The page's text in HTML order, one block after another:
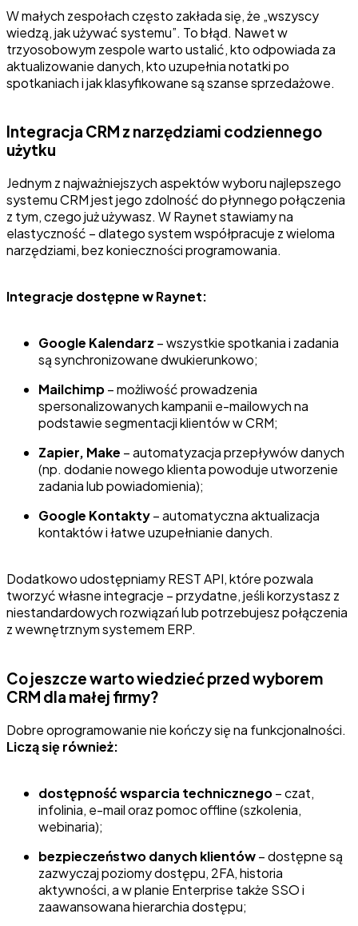
W małych zespołach często zakłada się, że „wszyscy
wiedzą, jak używać systemu”. To błąd. Nawet w
trzyosobowym zespole warto ustalić, kto odpowiada za
aktualizowanie danych, kto uzupełnia notatki po
spotkaniach i jak klasyfikowane są szanse sprzedażowe.
Integracja CRM z narzędziami codziennego
użytku
Jednym z najważniejszych aspektów wyboru najlepszego
systemu CRM jest jego zdolność do płynnego połączenia
z tym, czego już używasz. W Raynet stawiamy na
elastyczność – dlatego system współpracuje z wieloma
narzędziami, bez konieczności programowania.
Integracje dostępne w Raynet:
Google Kalendarz – wszystkie spotkania i zadania
są synchronizowane dwukierunkowo;
Mailchimp– możliwość prowadzenia
spersonalizowanych kampanii e-mailowych na
podstawie segmentacji klientów w CRM;
Zapier, Make – automatyzacja przepływów danych
(np. dodanie nowego klienta powoduje utworzenie
zadania lub powiadomienia);
Google Kontakty– automatyczna aktualizacja
kontaktów i łatwe uzupełnianie danych.
Dodatkowo udostępniamy REST API, które pozwala
tworzyć własne integracje – przydatne, jeśli korzystasz z
niestandardowych rozwiązań lub potrzebujesz połączenia
z wewnętrznym systemem ERP.
Co jeszcze warto wiedzieć przed wyborem
CRM dla małej firmy?
Dobre oprogramowanie nie kończy się na funkcjonalności.
Liczą się również:
dostępność wsparcia technicznego– czat,
infolinia, e-mail oraz pomoc offline (szkolenia,
webinaria);
bezpieczeństwo danych klientów– dostępne są
zazwyczaj poziomy dostępu, 2FA, historia
aktywności, a w planie Enterprise także SSO i
zaawansowana hierarchia dostępu;